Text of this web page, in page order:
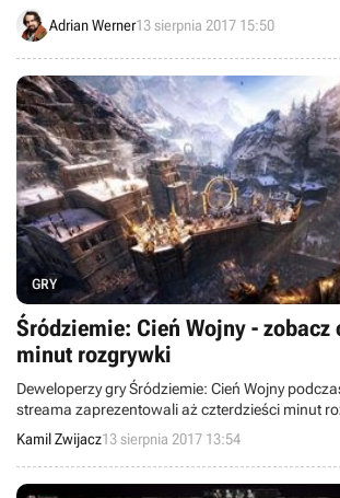
problemy ze zbalansowaniem, boleśnie
niedopracowana pozostaje ta gra.
Adrian Werner13 sierpnia 2017 15:50
GRY
Śródziemie: Cień Wojny - zobacz
minut rozgrywki
Deweloperzy gry Śródziemie: Cień Wojny
streama zaprezentowali aż czterdzieści minut
komputerowej wersji produkcji.
Kamil Zwijacz13 sierpnia 2017 13:54